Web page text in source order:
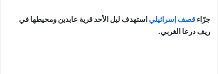
جرّاء قصف إسرائيلي استهدف ليل الأحد قرية عابدين ومحيطها في
ريف درعا الغربي.